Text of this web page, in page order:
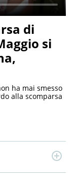
di
si
ha mai smesso
alla scomparsa